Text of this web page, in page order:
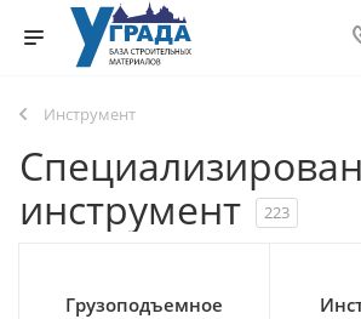
Инструмент
инструмент
223
Грузоподъемное